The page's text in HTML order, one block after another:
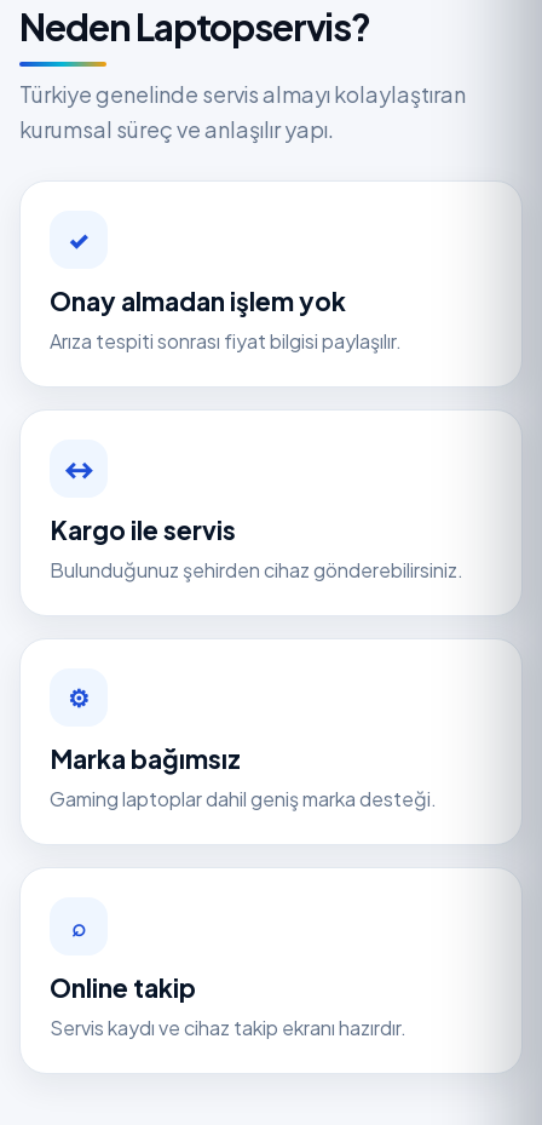
Neden Laptopservis?
Türkiye genelinde servis almayı kolaylaştıran
kurumsal süreç ve anlaşılır yapı.
✓
Onay almadan işlem yok
Arıza tespiti sonrası fiyat bilgisi paylaşılır.
↔
Kargo ile servis
Bulunduğunuz şehirden cihaz gönderebilirsiniz.
⚙
Marka bağımsız
Gaming laptoplar dahil geniş marka desteği.
⌕
Online takip
Servis kaydı ve cihaz takip ekranı hazırdır.